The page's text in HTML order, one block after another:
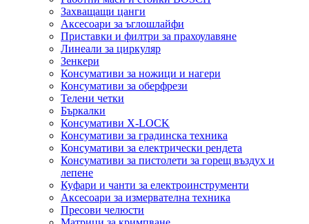
Захващащи цанги
Аксесоари за ъглошлайфи
Приставки и филтри за прахоулавяне
Линеали за циркуляр
Зенкери
Консумативи за ножици и нагери
Консумативи за оберфрези
Телени четки
Бъркалки
Консумативи X-LOCK
Консумативи за градинска техника
Консумативи за електрически рендета
Консумативи за пистолети за горещ въздух и
лепене
Куфари и чанти за електроинструменти
Аксесоари за измервателна техника
Пресови челюсти